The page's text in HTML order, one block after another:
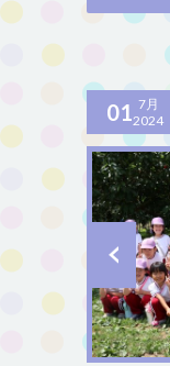
01 7月
2024